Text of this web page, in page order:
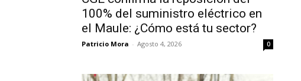
100% del suministro eléctrico en
el Maule: ¿Cómo está tu sector?
Patricio Mora - Agosto 4, 2026 0